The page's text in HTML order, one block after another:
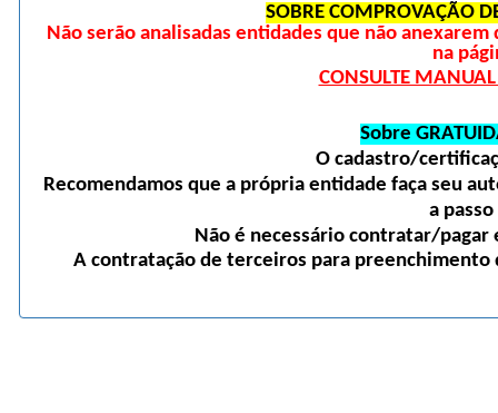
SOBRE COMPROVAÇÃO
Não serão analisadas entidades que não
na
CONSULTE
Sobre
O cadastro/
Recomendamos que a própria entidade faça seu
a
Não é necessário contratar/
A contratação de terceiros para